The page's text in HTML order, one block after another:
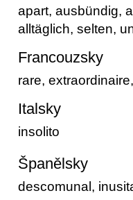
apart, ausbündig,
alltäglich, selten,
Francouzsky
rare,
Italsky
insolito
Španělsky
descomunal,